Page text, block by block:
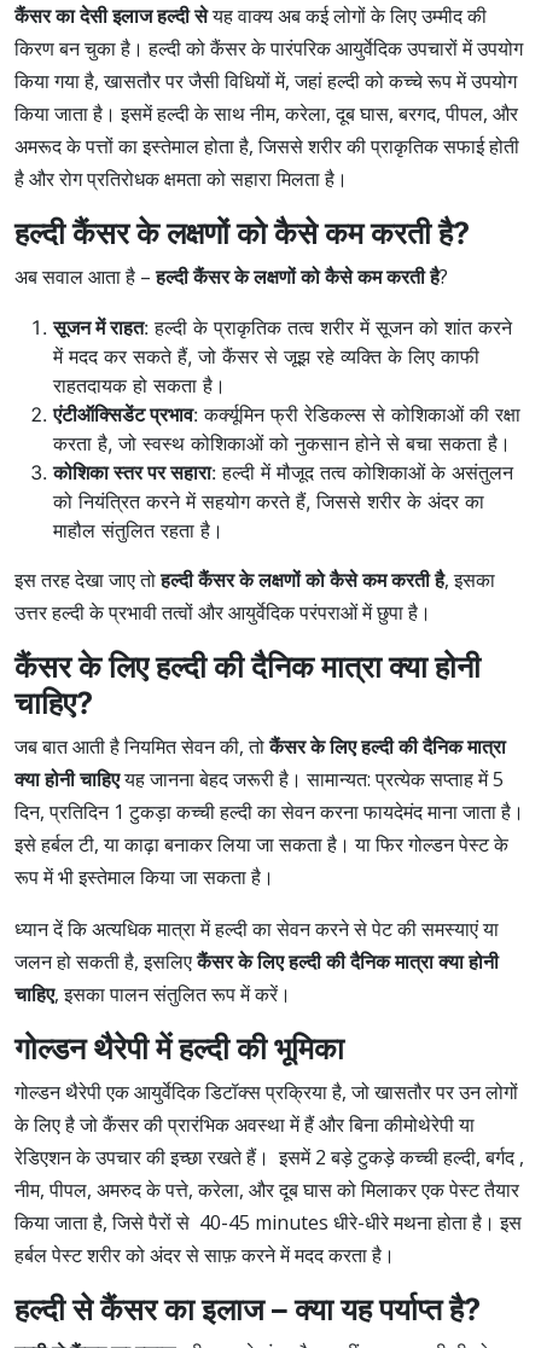
कैंसर का देसी इलाज हल्दी सेयह वाक्य अब कई लोगों के लिए उम्मीद की
किरण बन चुका है। हल्दी को कैंसर के पारंपरिक आयुर्वेदिक उपचारों में उपयोग
किया गया है, खासतौर परजैसी विधियों में, जहां हल्दी को कच्चे रूप में उपयोग
किया जाता है। इसमें हल्दी के साथ नीम, करेला, दूब घास, बरगद, पीपल, और
अमरूद के पत्तों का इस्तेमाल होता है, जिससे शरीर की प्राकृतिक सफाई होती
है और रोग प्रतिरोधक क्षमता को सहारा मिलता है।
हल्दी कैंसर के लक्षणों को कैसे कम करती है?
अब सवाल आता है –हल्दी कैंसर के लक्षणों को कैसे कम करती है?
सूजन में राहत: हल्दी के प्राकृतिक तत्व शरीर में सूजन को शांत करने
में मदद कर सकते हैं, जो कैंसर से जूझ रहे व्यक्ति के लिए काफी
राहतदायक हो सकता है।
एंटीऑक्सिडेंट प्रभाव: कर्क्यूमिन फ्री रेडिकल्स से कोशिकाओं की रक्षा
करता है, जो स्वस्थ कोशिकाओं को नुकसान होने से बचा सकता है।
कोशिका स्तर पर सहारा: हल्दी में मौजूद तत्व कोशिकाओं के असंतुलन
को नियंत्रित करने में सहयोग करते हैं, जिससे शरीर के अंदर का
माहौल संतुलित रहता है।
इस तरह देखा जाए तोहल्दी कैंसर के लक्षणों को कैसे कम करती है, इसका
उत्तर हल्दी के प्रभावी तत्वों और आयुर्वेदिक परंपराओं में छुपा है।
कैंसर के लिए हल्दी की दैनिक मात्रा क्या होनी
चाहिए?
जब बात आती है नियमित सेवन की, तोकैंसर के लिए हल्दी की दैनिक मात्रा
क्या होनी चाहिएयह जानना बेहद जरूरी है। सामान्यत: प्रत्येक सप्ताह में 5
दिन, प्रतिदिन 1 टुकड़ा कच्ची हल्दी का सेवन करना फायदेमंद माना जाता है।
इसे हर्बल टी, या काढ़ा बनाकर लिया जा सकता है। या फिर गोल्डन पेस्ट के
रूप में भी इस्तेमाल किया जा सकता है।
ध्यान दें कि अत्यधिक मात्रा में हल्दी का सेवन करने से पेट की समस्याएं या
जलन हो सकती है, इसलिएकैंसर के लिए हल्दी की दैनिक मात्रा क्या होनी
चाहिए, इसका पालन संतुलित रूप में करें।
गोल्डन थैरेपी में हल्दी की भूमिका
गोल्डन थैरेपी एक आयुर्वेदिक डिटॉक्स प्रक्रिया है, जो खासतौर पर उन लोगों
के लिए है जो कैंसर की प्रारंभिक अवस्था में हैं और बिना कीमोथेरेपी या
रेडिएशन के उपचार की इच्छा रखते हैं। इसमें 2 बड़े टुकड़े कच्ची हल्दी, बर्गद ,
नीम, पीपल, अमरुद के पत्ते, करेला, और दूब घास को मिलाकर एक पेस्ट तैयार
किया जाता है, जिसे पैरों से 40-45 minutes धीरे-धीरे मथना होता है। इस
हर्बल पेस्ट शरीर को अंदर से साफ़ करने में मदद करता है।
हल्दी से कैंसर का इलाज – क्या यह पर्याप्त है?